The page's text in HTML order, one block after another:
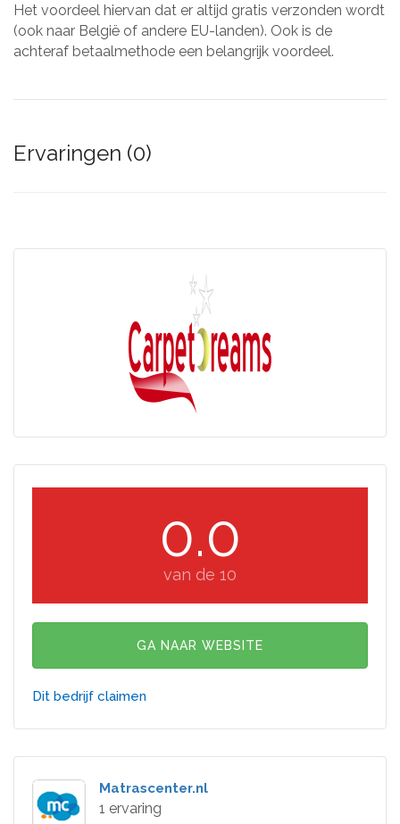
Het voordeel hiervan dat er altijd gratis verzonden wordt
(ook naar België of andere EU-landen). Ook is de
achteraf betaalmethode een belangrijk voordeel.
Ervaringen (0)
0.0
van de 10
GA NAAR WEBSITE
Dit bedrijf claimen
Matrascenter.nl
1 ervaring